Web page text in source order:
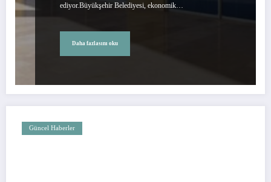
ediyor.Büyükşehir Belediyesi, ekonomik…
Daha fazlasını oku
Güncel Haberler